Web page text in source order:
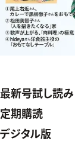
最新号試し読み
定期購読
デジタル版